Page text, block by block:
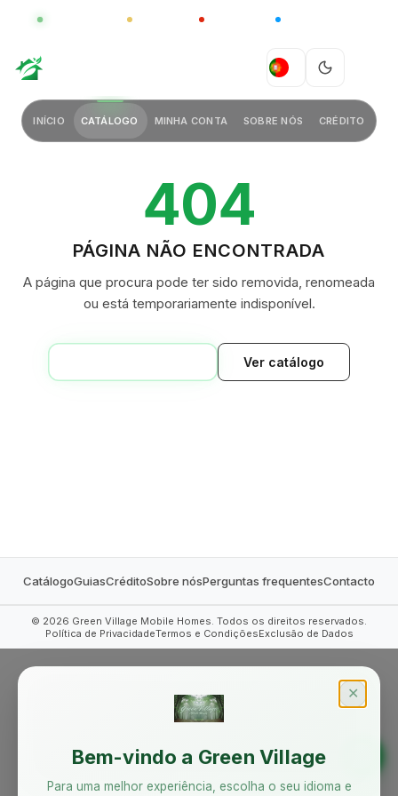
GLOBAL CHINA
PT
INÍCIO CATÁLOGO MINHA CONTA SOBRE NÓS CRÉDITO
404
PÁGINA NÃO ENCONTRADA
A página que procura pode ter sido removida, renomeada
ou está temporariamente indisponível.
Ver catálogo
CatálogoGuiasCréditoSobre nósPerguntas frequentesContacto
© 2026 Green Village Mobile Homes. Todos os direitos reservados.
Política de PrivacidadeTermos e CondiçõesExclusão de Dados
✕
Bem-vindo a Green Village
Para uma melhor experiência, escolha o seu idioma e